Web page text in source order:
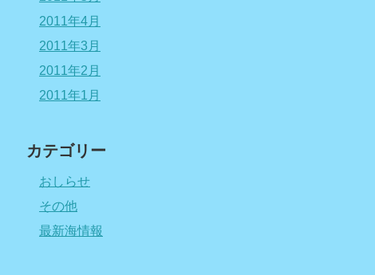
2011年4月
2011年3月
2011年2月
2011年1月
カテゴリー
おしらせ
その他
最新海情報